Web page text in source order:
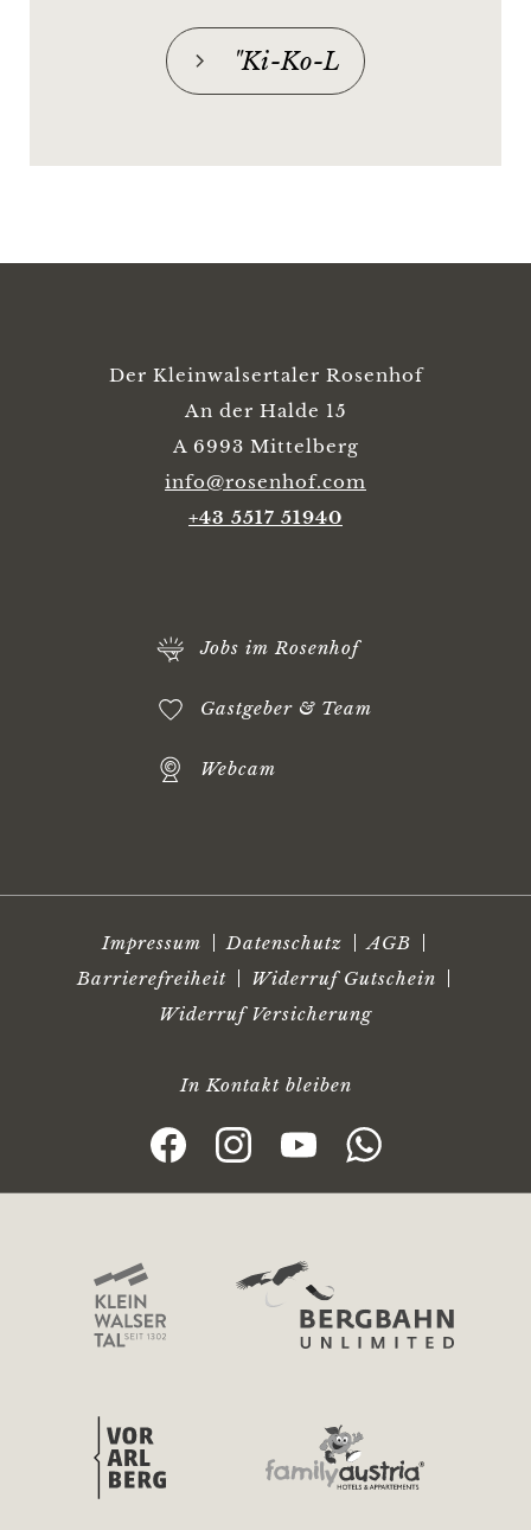
"Ki-Ko-L
Der Kleinwalsertaler Rosenhof
An der Halde 15
A 6993 Mittelberg
info@rosenhof.com
+43 5517 51940
Jobs im Rosenhof
Gastgeber & Team
Webcam
Impressum Datenschutz
AGB
Barrierefreiheit
Widerruf Gutschein
Widerruf Versicherung
In Kontakt bleiben